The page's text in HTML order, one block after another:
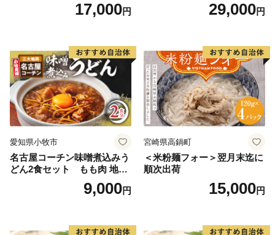
17,000円 29,000円
愛知県小牧市
名古屋コーチン味噌煮込みう
どん2食セット もも肉 地鶏
9,000円
宮崎県高鍋町
＜米粉麺フォー＞翌月末迄に
順次出荷
15,000円